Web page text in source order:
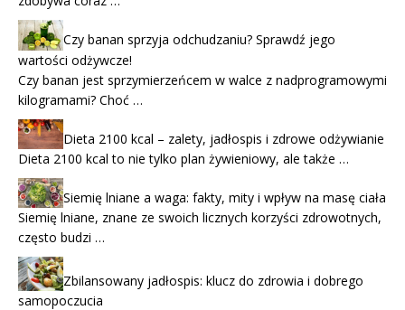
Czy banan sprzyja odchudzaniu? Sprawdź jego
wartości odżywcze!
Czy banan jest sprzymierzeńcem w walce z nadprogramowymi
kilogramami? Choć …
Dieta 2100 kcal – zalety, jadłospis i zdrowe odżywianie
Dieta 2100 kcal to nie tylko plan żywieniowy, ale także …
Siemię lniane a waga: fakty, mity i wpływ na masę ciała
Siemię lniane, znane ze swoich licznych korzyści zdrowotnych,
często budzi …
Zbilansowany jadłospis: klucz do zdrowia i dobrego
samopoczucia